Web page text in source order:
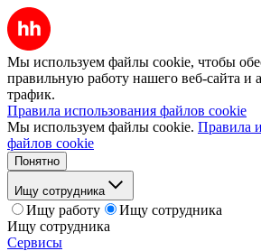
Мы используем файлы cookie, чтобы
правильную работу нашего веб-сайта и
трафик.
Правила использования файлов cookie
Мы используем файлы cookie. Правила
файлов cookie
Понятно
Ищу сотрудника
Ищу работу
Ищу сотрудника
Ищу сотрудника
Сервисы